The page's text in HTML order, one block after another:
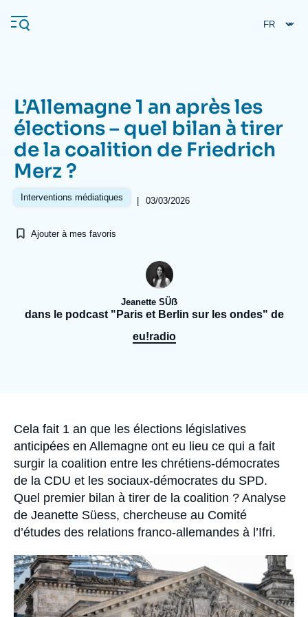
au
contenu
Navigation
principale
L'Ifri
Analyses
Se connecter
L’Allemagne 1 an après les
élections – quel bilan à tirer
de la coalition de Friedrich
Merz ?
Interventions médiatiques | 03/03/2026
Ajouter à mes favoris
Jeanette SÜẞ
dans le podcast "Paris et Berlin sur les ondes" de
eu!radio
Accroche
Cela fait 1 an que les élections législatives
anticipées en Allemagne ont eu lieu ce qui a fait
surgir la coalition entre les chrétiens-démocrates
de la CDU et les sociaux-démocrates du SPD.
Quel premier bilan à tirer de la coalition ? Analyse
de Jeanette Süess, chercheuse au Comité
d’études des relations franco-allemandes à l’Ifri.
Image
principale
médiatique